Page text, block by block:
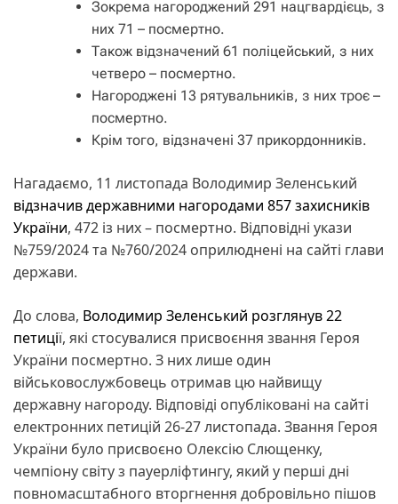
Зокрема нагороджений 291 нацгвардієць, з
них 71 – посмертно.
Також відзначений 61 поліцейський, з них
четверо – посмертно.
Нагороджені 13 рятувальників, з них троє –
посмертно.
Крім того, відзначені 37 прикордонників.
Нагадаємо, 11 листопада Володимир Зеленський
відзначив державними нагородами 857 захисників
України, 472 із них – посмертно. Відповідні укази
№759/2024 та №760/2024 оприлюднені на сайті глави
держави.
До слова, Володимир Зеленський розглянув 22
петиції, які стосувалися присвоєння звання Героя
України посмертно. З них лише один
військовослужбовець отримав цю найвищу
державну нагороду. Відповіді опубліковані на сайті
електронних петицій 26-27 листопада. Звання Героя
України було присвоєно Олексію Слющенку,
чемпіону світу з пауерліфтингу, який у перші дні
повномасштабного вторгнення добровільно пішов